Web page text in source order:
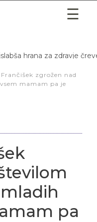
hrana za zdravje
Frančišek zgrožen nad
mamam pa je
pa